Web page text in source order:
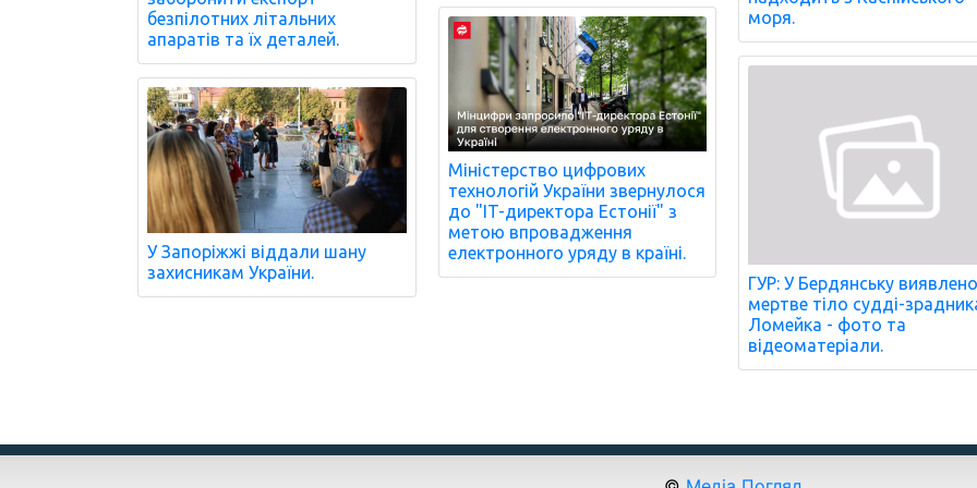
безпілотних літальних
апаратів та їх деталей.
У Запоріжжі віддали шану
захисникам України.
Міністерство цифрових
технологій України звернулося
до "IT-директора Естонії" з
метою впровадження
електронного уряду в країні.
моря.
ГУР: У Бердянську
мертве тіло судді-
Ломейка - фото та
відеоматеріали.